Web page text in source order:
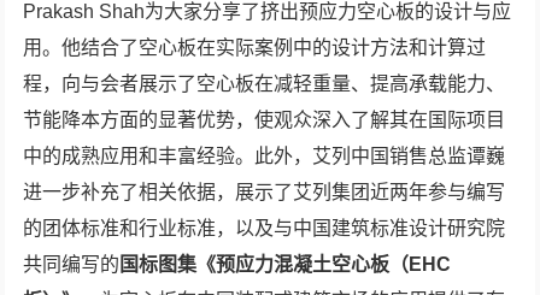
Prakash Shah为大家分享了挤出预应力空心板的设计与应
用。他结合了空心板在实际案例中的设计方法和计算过
程，向与会者展示了空心板在减轻重量、提高承载能力、
节能降本方面的显著优势，使观众深入了解其在国际项目
中的成熟应用和丰富经验。此外，艾列中国销售总监谭巍
进一步补充了相关依据，展示了艾列集团近两年参与编写
的团体标准和行业标准，以及与中国建筑标准设计研究院
共同编写的 国标图集《预应力混凝土空心板（ EHC